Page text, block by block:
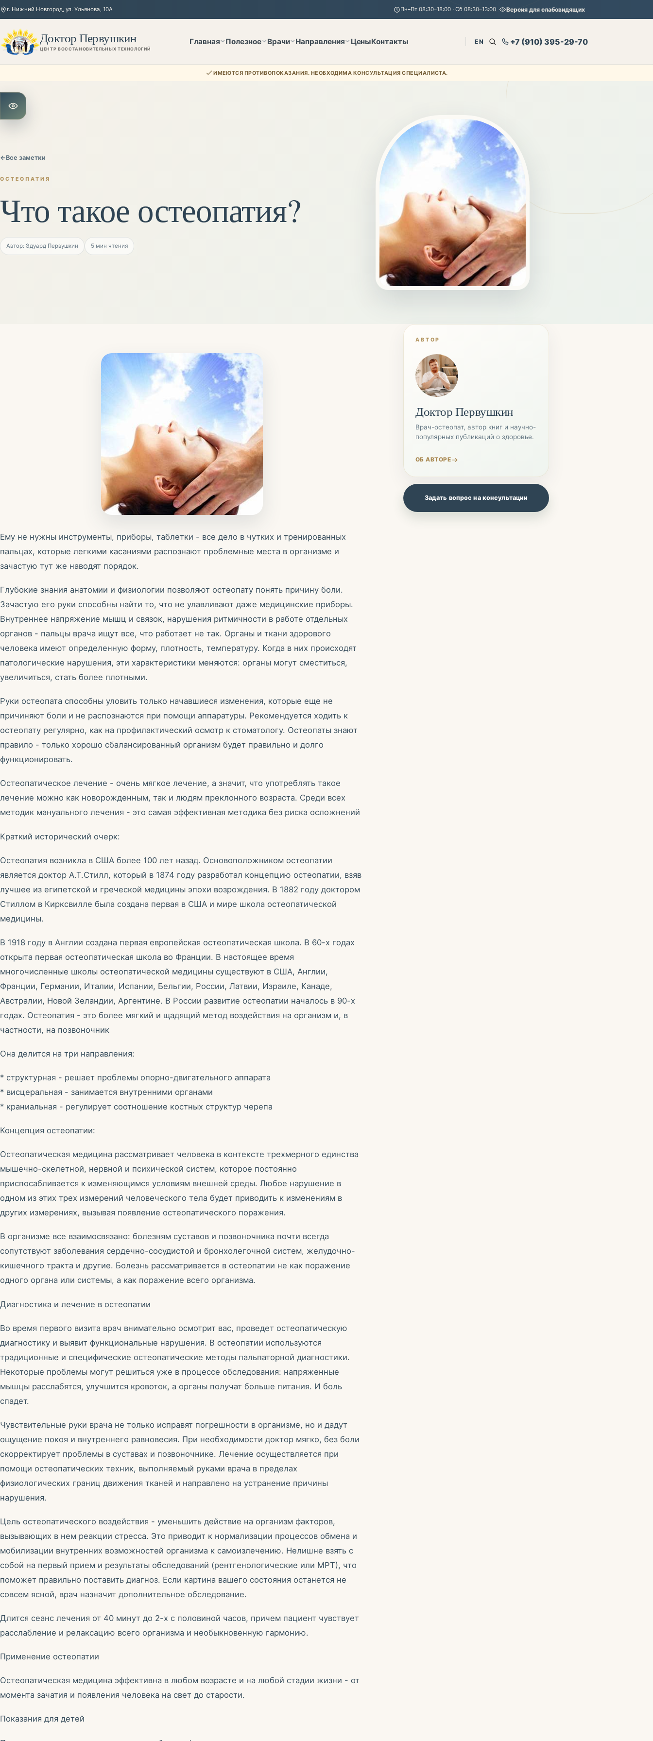
г. Нижний Новгород, ул. Ульянова, 10А Пн–Пт 08:30–18:00 · Сб 08:30–13:00 Версия для слабовидящих
Доктор Первушкин
ЦЕНТР ВОССТАНОВИТЕЛЬНЫХ ТЕХНОЛОГИЙ
Главная Полезное Врачи Направления ЦеныКонтакты EN +7 (910) 395-29-70
Открыть настройки для слабовидящих
ИМЕЮТСЯ ПРОТИВОПОКАЗАНИЯ. НЕОБХОДИМА КОНСУЛЬТАЦИЯ СПЕЦИАЛИСТА.
←Все заметки
ОСТЕОПАТИЯ
Что такое остеопатия?
Автор: Эдуард Первушкин 5 мин чтения
Ему не нужны инструменты, приборы, таблетки - все дело в чутких и тренированных
пальцах, которые легкими касаниями распознают проблемные места в организме и
зачастую тут же наводят порядок.
Глубокие знания анатомии и физиологии позволяют остеопату понять причину боли.
Зачастую его руки способны найти то, что не улавливают даже медицинские приборы.
Внутреннее напряжение мышц и связок, нарушения ритмичности в работе отдельных
органов - пальцы врача ищут все, что работает не так. Органы и ткани здорового
человека имеют определенную форму, плотность, температуру. Когда в них происходят
патологические нарушения, эти характеристики меняются: органы могут сместиться,
увеличиться, стать более плотными.
Руки остеопата способны уловить только начавшиеся изменения, которые еще не
причиняют боли и не распознаются при помощи аппаратуры. Рекомендуется ходить к
остеопату регулярно, как на профилактический осмотр к стоматологу. Остеопаты знают
правило - только хорошо сбалансированный организм будет правильно и долго
функционировать.
Остеопатическое лечение - очень мягкое лечение, а значит, что употреблять такое
лечение можно как новорожденным, так и людям преклонного возраста. Среди всех
методик мануального лечения - это самая эффективная методика без риска осложнений
Краткий исторический очерк:
Остеопатия возникла в США более 100 лет назад. Основоположником остеопатии
является доктор А.Т.Стилл, который в 1874 году разработал концепцию остеопатии, взяв
лучшее из египетской и греческой медицины эпохи возрождения. В 1882 году доктором
Стиллом в Кирксвилле была создана первая в США и мире школа остеопатической
медицины.
В 1918 году в Англии создана первая европейская остеопатическая школа. В 60-х годах
открыта первая остеопатическая школа во Франции. В настоящее время
многочисленные школы остеопатической медицины существуют в США, Англии,
Франции, Германии, Италии, Испании, Бельгии, России, Латвии, Израиле, Канаде,
Австралии, Новой Зеландии, Аргентине. В России развитие остеопатии началось в 90-х
годах. Остеопатия - это более мягкий и щадящий метод воздействия на организм и, в
частности, на позвоночник
Она делится на три направления:
* структурная - решает проблемы опорно-двигательного аппарата
* висцеральная - занимается внутренними органами
* краниальная - регулирует соотношение костных структур черепа
Концепция остеопатии:
Остеопатическая медицина рассматривает человека в контексте трехмерного единства
мышечно-скелетной, нервной и психической систем, которое постоянно
приспосабливается к изменяющимся условиям внешней среды. Любое нарушение в
одном из этих трех измерений человеческого тела будет приводить к изменениям в
других измерениях, вызывая появление остеопатического поражения.
В организме все взаимосвязано: болезням суставов и позвоночника почти всегда
сопутствуют заболевания сердечно-сосудистой и бронхолегочной систем, желудочно-
кишечного тракта и другие. Болезнь рассматривается в остеопатии не как поражение
одного органа или системы, а как поражение всего организма.
Диагностика и лечение в остеопатии
Во время первого визита врач внимательно осмотрит вас, проведет остеопатическую
диагностику и выявит функциональные нарушения. В остеопатии используются
традиционные и специфические остеопатические методы пальпаторной диагностики.
Некоторые проблемы могут решиться уже в процессе обследования: напряженные
мышцы расслабятся, улучшится кровоток, а органы получат больше питания. И боль
спадет.
Чувствительные руки врача не только исправят погрешности в организме, но и дадут
ощущение покоя и внутреннего равновесия. При необходимости доктор мягко, без боли
скорректирует проблемы в суставах и позвоночнике. Лечение осуществляется при
помощи остеопатических техник, выполняемый руками врача в пределах
физиологических границ движения тканей и направлено на устранение причины
нарушения.
Цель остеопатического воздействия - уменьшить действие на организм факторов,
вызывающих в нем реакции стресса. Это приводит к нормализации процессов обмена и
мобилизации внутренних возможностей организма к самоизлечению. Нелишне взять с
собой на первый прием и результаты обследований (рентгенологические или МРТ), что
поможет правильно поставить диагноз. Если картина вашего состояния останется не
совсем ясной, врач назначит дополнительное обследование.
Длится сеанс лечения от 40 минут до 2-х с половиной часов, причем пациент чувствует
расслабление и релаксацию всего организма и необыкновенную гармонию.
Применение остеопатии
Остеопатическая медицина эффективна в любом возрасте и на любой стадии жизни - от
момента зачатия и появления человека на свет до старости.
Показания для детей
АВТОР
Доктор Первушкин
Врач-остеопат, автор книг и научно-
популярных публикаций о здоровье.
ОБ АВТОРЕ
Задать вопрос на консультации